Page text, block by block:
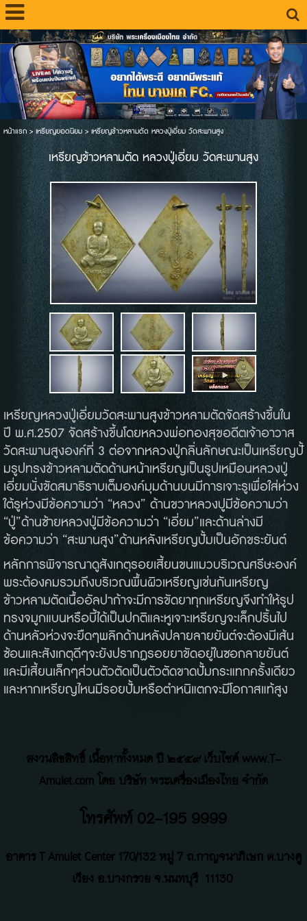
หน้าแรก>เหรียญยอดนิยม> เหรียญข้าวหลามตัด หลวงปู่เอี่ยม วัดสะพานสูง
เหรียญข้าวหลามตัด หลวงปู่เอี่ยม วัดสะพานสูง
เหรียญหลวงปู่เอี่ยมวัดสะพานสูงข้าวหลามตัดจัดสร้างขึ้นใน
ปี พ.ศ.2507จัดสร้างขึ้นโดยหลวงพ่อทองสุขอดีตเจ้าอาวาส
วัดสะพานสูงองค์ที่ 3 ต่อจากหลวงปู่กลิ่นลักษณะเป็นเหรียญปั้
มรูปทรงข้าวหลามตัดด้านหน้าเหรียญเป็นรูปเหมือนหลวงปู่
เอี่ยมนั่งขัดสมาธิราบเต็มองค์มุมด้านบนมีการเจาะรูเพื่อใส่ห่วง
ใต้รูห่วงมีข้อความว่า“หลวง” ด้านขวาหลวงปูมีข้อความว่า
“ปู่”ด้านซ้ายหลวงปู่มีข้อความว่า“เอี่ยม”และด้านล่างมี
ข้อความว่า“สะพานสูง”ด้านหลังเหรียญปั้มเป็นอักขระยันต์
หลักการพิจารณาดูสังเกตุรอยเสี้ยนขนแมวบริเวณศรีษะองค์
พระต้องคมรวมถึงบริเวณพื้นผิวเหรียญเช่นกันเหรียญ
ข้าวหลามตัดเนื้ออัลปาก้าจะมีการขัดยาทุกเหรียญจึงทำให้รูป
ทรงจมูกแบนหรือบี้ได้เป็นปกติและหูเจาะเหรียญจะเล็กปริ้นไป
ด้านหลัวห่วงจะยืดๆพลิกด้านหลังปลายลายยันต์จะต้องมีเส้น
ซ้อนและสังเกตุดีๆจะยังปรากฏรอยยาขัดอยู่ในซอกลายยันต์
และมีเสี้ยนเล็กๆส่วนตัวตัดเป็นตัวตัดขาดปั้มกระแทกครั้งเดียว
และหากเหรียญไหนมีรอยปั้มหรือตำหนิแตกจะมีโอกาสแท้สูง
สงวนลิขสิทธิ์ เนื้อหาทั้งหมด ปี ๒๕๕๙ เว็บไซค์ www.T-
Amulet.com โดย บริษัท พระเครื่องเมืองไทย จำกัด
โทรศัพท์ 02-195 9999
อาคาร T Amulet Center170/132 หมู่ 7 ถ.กาญจนาภิเษก ต.บางคู
เวียง อ.บางกรวย จ.นนทบุรี 11130